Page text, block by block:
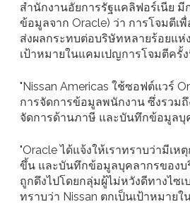
สำนักงานอัยการรัฐแคลิฟอร์เนีย มี
ข้อมูลจาก Oracle) ว่า การโจมตีเ
ส่งผลกระทบต่อบริษัทหลายร้อยแห่
เป้าหมายในแคมเปญการโจมตีครั้
"Nissan Americas ใช้ซอฟต์แวร์
การจัดการข้อมูลพนักงาน ซึ่งรวมถึ
จัดการด้านภาษี และบันทึกข้อมูลบุ
"Oracle ได้แจ้งให้เราทราบว่ามีเห
ขึ้น และบันทึกข้อมูลบุคลากรของบ
ถูกดึงไปโดยกลุ่มผู้ไม่หวังดีทางไซเ
ทราบว่า Nissan ตกเป็นเป้าหมาย